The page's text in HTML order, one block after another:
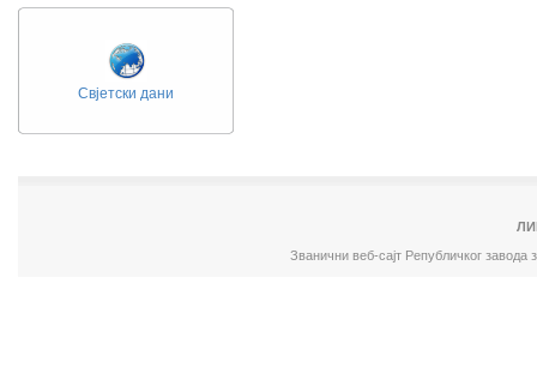
Свјетски дани
Званични веб-сајт Републичког